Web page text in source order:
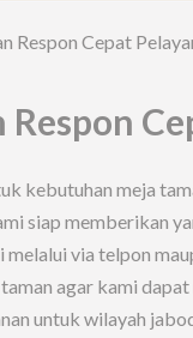
Respon Cepat
kebutuhan meja
siap memberikan
melalui via telpon
agar kami
untuk wilayah